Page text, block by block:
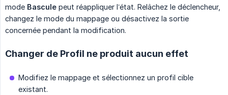
mode Bascule peut réappliquer l’état. Relâchez le déclencheur,
changez le mode du mappage ou désactivez la sortie
concernée pendant la modification.
Changer de Profil ne produit aucun effet
Modifiez le mappage et sélectionnez un profil cible
existant.